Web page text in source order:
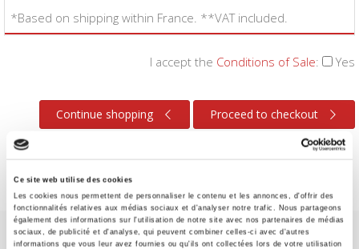
Ce site web utilise des cookies
Les cookies nous permettent de personnaliser le contenu et les annonces, d'offrir des
fonctionnalités relatives aux médias sociaux et d'analyser notre trafic. Nous partageons
également des informations sur l'utilisation de notre site avec nos partenaires de médias
sociaux, de publicité et d'analyse, qui peuvent combiner celles-ci avec d'autres
informations que vous leur avez fournies ou qu'ils ont collectées lors de votre utilisation
*Based on shipping within France. **VAT included.
I accept the Conditions of Sale: Yes
Continue shopping Proceed to checkout